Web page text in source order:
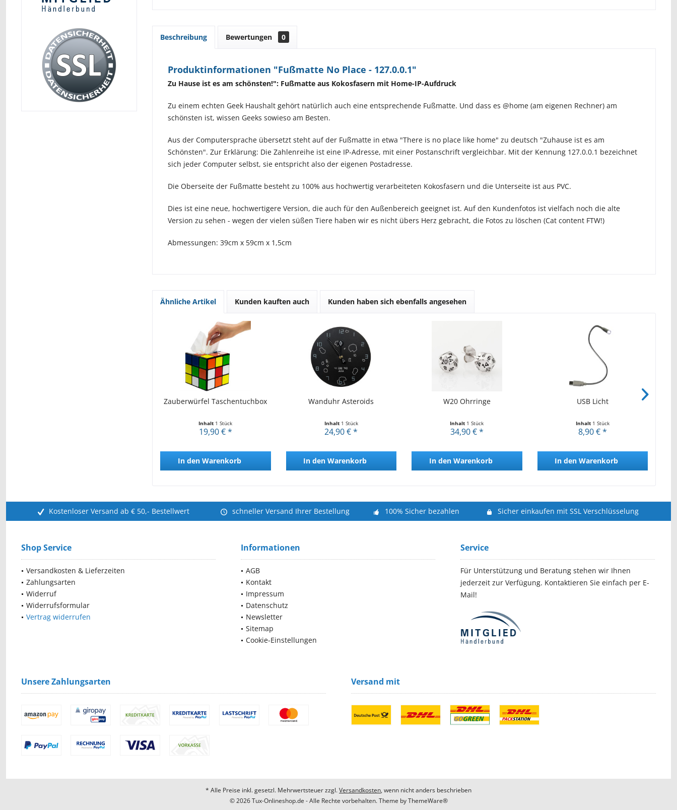
Beschreibung Bewertungen 0
Produktinformationen "Fußmatte No Place - 127.0.0.1"
Zu Hause ist es am schönsten!": Fußmatte aus Kokosfasern mit Home-IP-Aufdruck
Zu einem echten Geek Haushalt gehört natürlich auch eine entsprechende Fußmatte. Und dass es @home (am eigenen Rechner) am
schönsten ist, wissen Geeks sowieso am Besten.
Aus der Computersprache übersetzt steht auf der Fußmatte in etwa "There is no place like home" zu deutsch "Zuhause ist es am
Schönsten". Zur Erklärung: Die Zahlenreihe ist eine IP-Adresse, mit einer Postanschrift vergleichbar. Mit der Kennung 127.0.0.1 bezeichnet
sich jeder Computer selbst, sie entspricht also der eigenen Postadresse.
Die Oberseite der Fußmatte besteht zu 100% aus hochwertig verarbeiteten Kokosfasern und die Unterseite ist aus PVC.
Dies ist eine neue, hochwertigere Version, die auch für den Außenbereich geeignet ist. Auf den Kundenfotos ist vielfach noch die alte
Version zu sehen - wegen der vielen süßen Tiere haben wir es nicht übers Herz gebracht, die Fotos zu löschen (Cat content FTW!)
Abmessungen: 39cm x 59cm x 1,5cm
Ähnliche Artikel Kunden kauften auch Kunden haben sich ebenfalls angesehen
Zauberwürfel Taschentuchbox
Inhalt 1 Stück
19,90 € *
In den Warenkorb
Wanduhr Asteroids
Inhalt 1 Stück
24,90 € *
In den Warenkorb
W20 Ohrringe
Inhalt 1 Stück
34,90 € *
In den Warenkorb
USB Licht
Inhalt 1 Stück
8,90 € *
In den Warenkorb
Kostenloser Versand ab € 50,- Bestellwert schneller Versand Ihrer Bestellung 100% Sicher bezahlen Sicher einkaufen mit SSL Verschlüsselung
Shop Service
Versandkosten & Lieferzeiten
Zahlungsarten
Widerruf
Widerrufsformular
Vertrag widerrufen
Informationen
AGB
Kontakt
Impressum
Datenschutz
Newsletter
Sitemap
Cookie-Einstellungen
Service
Für Unterstützung und Beratung stehen wir Ihnen
jederzeit zur Verfügung. Kontaktieren Sie einfach per E-
Mail!
Unsere Zahlungsarten Versand mit
* Alle Preise inkl. gesetzl. Mehrwertsteuer zzgl.Versandkosten, wenn nicht anders beschrieben
© 2026 Tux-Onlineshop.de - Alle Rechte vorbehalten. Theme byThemeWare®